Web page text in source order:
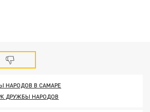
НАРОДОВ В САМАРЕ
ДРУЖБЫ НАРОДОВ